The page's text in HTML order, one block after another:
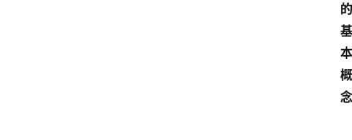
的
基
本
概
念